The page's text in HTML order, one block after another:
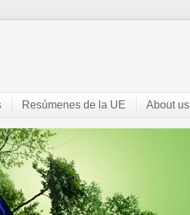
Resúmenes de la UE About us